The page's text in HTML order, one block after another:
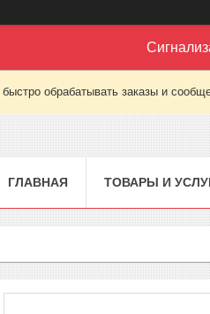
обрабатывать заказы и
ГЛАВНАЯ ТОВАРЫ И